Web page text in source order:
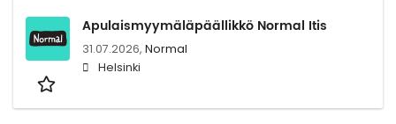
Apulaismyymäläpäällikkö Normal Itis
31.07.2026, Normal
Helsinki